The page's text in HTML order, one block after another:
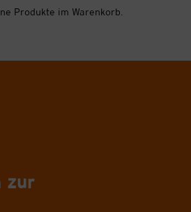
Produkte im Warenkorb.
zur